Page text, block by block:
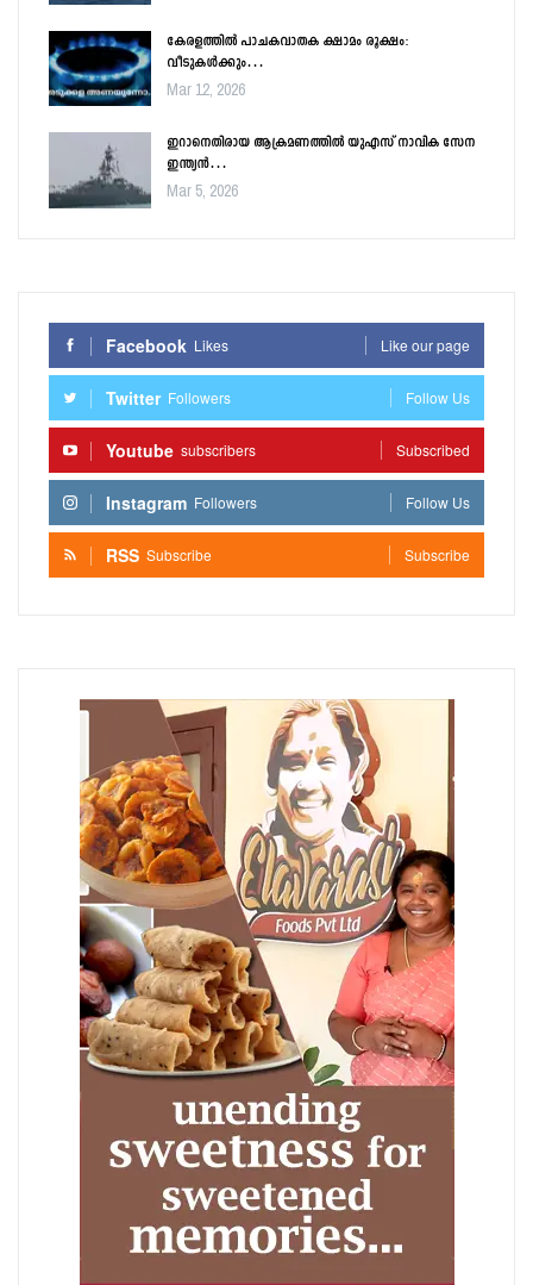
കേരളത്തിൽ പാചകവാതക ക്ഷാമം രൂക്ഷം:
വീടുകൾക്കും…
Mar 12, 2026
ഇറാനെതിരായ ആക്രമണത്തിൽ യുഎസ് നാവിക സേന
ഇന്ത്യൻ…
Mar 5, 2026
Facebook Likes Like our page
Twitter Followers Follow Us
Youtube subscribers Subscribed
Instagram Followers Follow Us
RSS Subscribe Subscribe